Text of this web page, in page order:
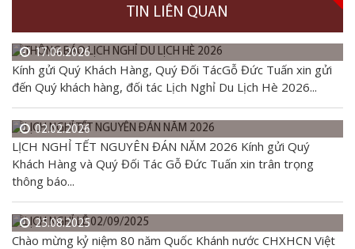
TIN LIÊN QUAN
17.06.2026
Kính gửi Quý Khách Hàng, Quý Đối TácGỗ Đức Tuấn xin gửi
đến Quý khách hàng, đối tác Lịch Nghỉ Du Lịch Hè 2026...
02.02.2026
LỊCH NGHỈ TẾT NGUYÊN ĐÁN NĂM 2026 Kính gửi Quý
Khách Hàng và Quý Đối Tác Gỗ Đức Tuấn xin trân trọng
thông báo...
25.08.2025
Chào mừng kỷ niệm 80 năm Quốc Khánh nước CHXHCN Việt